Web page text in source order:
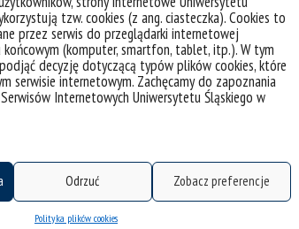
tzw. cookies (z ang. ciasteczka). Cookies to
przez serwis do przeglądarki internetowej
(komputer, smartfon, tablet, itp.). W tym
decyzję dotyczącą typów plików cookies, które
serwisie internetowym. Zachęcamy do zapoznania
Internetowych Uniwersytetu Śląskiego w
Odrzuć Zobacz preferencje
Polityka plików cookies
polskim lub w języku angielskim.
artystycznych (nie ma w tych
–
–
dyscypliny naukowe